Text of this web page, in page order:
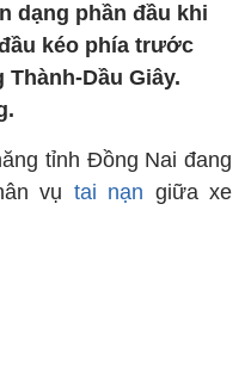
dạng phần đầu khi
kéo phía trước
Thành-Dầu Giây.
tỉnh Đồng Nai đang
vụ tai nạn giữa xe